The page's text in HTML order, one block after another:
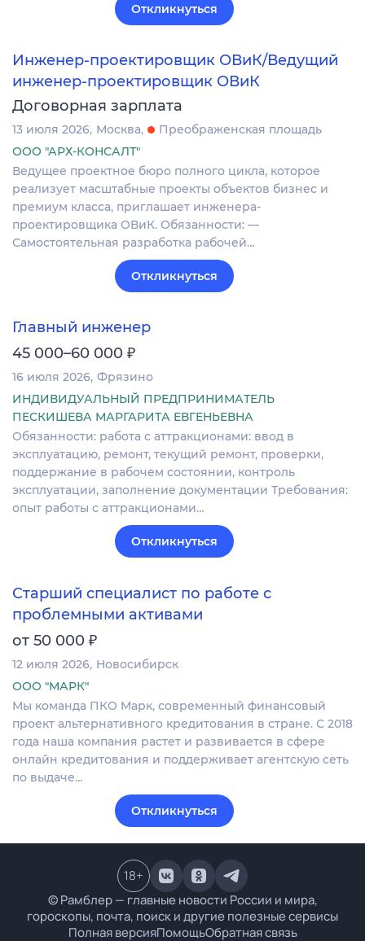
Откликнуться
Инженер-проектировщик ОВиК/Ведущий
инженер-проектировщик ОВиК
Договорная зарплата
13 июля 2026 Москва
Преображенская площадь
ООО "АРХ-КОНСАЛТ"
Ведущее проектное бюро полного цикла, которое
реализует масштабные проекты объектов бизнес и
премиум класса, приглашает инженера-
проектировщика ОВиК. Обязанности: —
Самостоятельная разработка рабочей…
Откликнуться
Главный инженер
45 000–60 000 ₽
16 июля 2026 Фрязино
ИНДИВИДУАЛЬНЫЙ ПРЕДПРИНИМАТЕЛЬ
ПЕСКИШЕВА МАРГАРИТА ЕВГЕНЬЕВНА
Обязанности: работа с аттракционами: ввод в
эксплуатацию, ремонт, текущий ремонт, проверки,
поддержание в рабочем состоянии, контроль
эксплуатации, заполнение документации Требования:
опыт работы с аттракционами…
Откликнуться
Старший специалист по работе с
проблемными активами
от 50 000 ₽
12 июля 2026 Новосибирск
ООО "МАРК"
Мы команда ПКО Марк, современный финансовый
проект альтернативного кредитования в стране. С 2018
года наша компания растет и развивается в сфере
онлайн кредитования и поддерживает агентскую сеть
по выдаче…
Откликнуться
© Рамблер — главные новости России и мира,
гороскопы, почта, поиск и другие полезные сервисы
Полная версияПомощьОбратная связь
18+